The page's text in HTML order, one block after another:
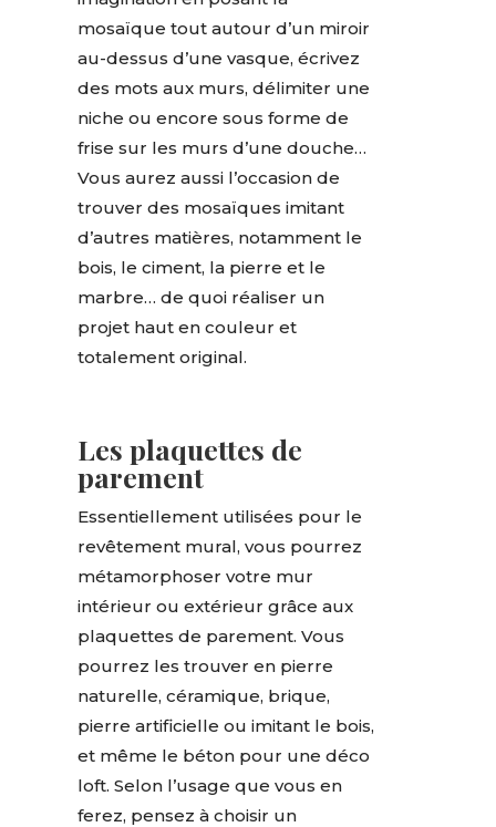
mosaïque tout autour d’un miroir
au-dessus d’une vasque, écrivez
des mots aux murs, délimiter une
niche ou encore sous forme de
frise sur les murs d’une douche…
Vous aurez aussi l’occasion de
trouver des mosaïques imitant
d’autres matières, notamment le
bois, le ciment, la pierre et le
marbre… de quoi réaliser un
projet haut en couleur et
totalement original.
Les plaquettes de
parement
Essentiellement utilisées pour le
revêtement mural, vous pourrez
métamorphoser votre mur
intérieur ou extérieur grâce aux
plaquettes de parement. Vous
pourrez les trouver en pierre
naturelle, céramique, brique,
pierre artificielle ou imitant le bois,
et même le béton pour une déco
loft. Selon l’usage que vous en
ferez, pensez à choisir un